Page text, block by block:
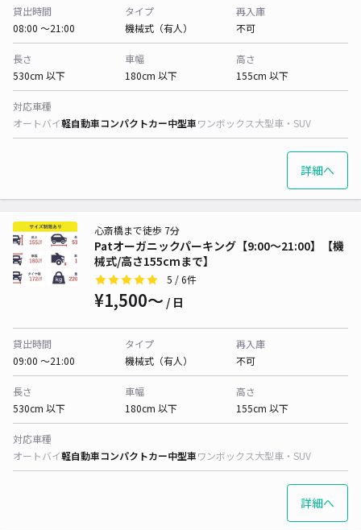
貸出時間
08:00 〜21:00
タイプ
機械式（有人）
再入庫
不可
長さ
530cm 以下
車幅
180cm 以下
高さ
155cm 以下
対応車種
オートバイ軽自動車コンパクトカー中型車ワンボックス大型車・SUV
詳細へ
Patオーガニックパーキング【9:00〜21:00】【機
械式/高さ155cmまで】
心斎橋まで徒歩 7分
5 / 6件
¥1,500〜 / 日
貸出時間
09:00 〜21:00
タイプ
機械式（有人）
再入庫
不可
長さ
530cm 以下
車幅
180cm 以下
高さ
155cm 以下
対応車種
オートバイ軽自動車コンパクトカー中型車ワンボックス大型車・SUV
詳細へ